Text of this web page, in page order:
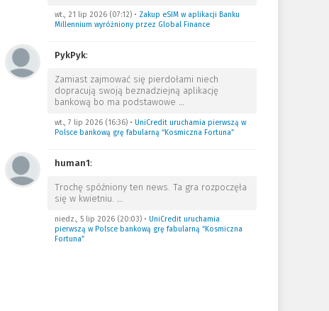
wt., 21 lip 2026 (07:12)• Zakup eSIM w aplikacji Banku
Millennium wyróżniony przez Global Finance
PykPyk:
Zamiast zajmować się pierdołami niech
dopracują swoją beznadziejną aplikację
bankową bo ma podstawowe …
wt., 7 lip 2026 (16:36)• UniCredit uruchamia pierwszą w
Polsce bankową grę fabularną “Kosmiczna Fortuna”
human1:
Trochę spóźniony ten news. Ta gra rozpoczęła
się w kwietniu. …
niedz., 5 lip 2026 (20:03)• UniCredit uruchamia
pierwszą w Polsce bankową grę fabularną “Kosmiczna
Fortuna”